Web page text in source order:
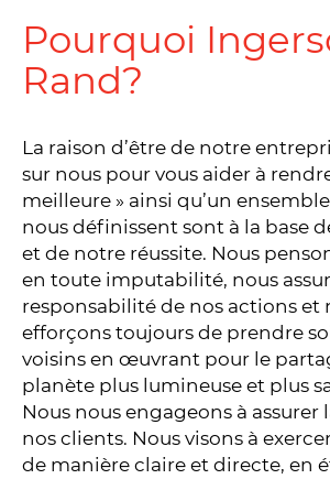
Pourquoi
Rand?
La raison d’être de notre
sur nous pour vous aider à
meilleure » ainsi qu’un
nous définissent sont à la base
et de notre réussite. Nous
en toute imputabilité, nous
responsabilité de nos actions et
efforçons toujours de prendre
voisins en œuvrant pour le
planète plus lumineuse et plus
Nous nous engageons à assurer
nos clients. Nous visons à
de manière claire et directe, en